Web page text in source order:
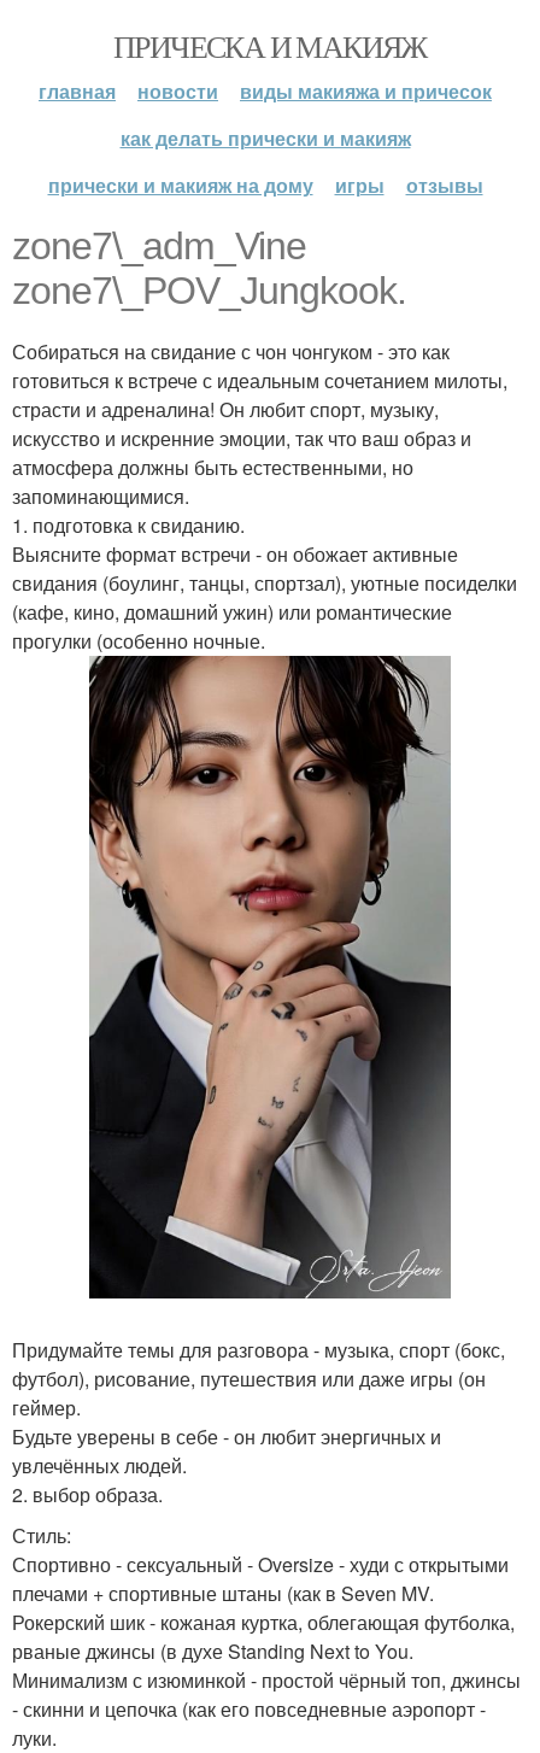
ПРИЧЕСКА И МАКИЯЖ
главная новости
виды макияжа и причесок
как делать прически и макияж
прически и макияж на дому
игры отзывы
zone7\_adm_Vine
zone7\_POV_Jungkook.
Собираться на свидание с чон чонгуком - это как
готовиться к встрече с идеальным сочетанием милоты,
страсти и адреналина! Он любит спорт, музыку,
искусство и искренние эмоции, так что ваш образ и
атмосфера должны быть естественными, но
запоминающимися.
1. подготовка к свиданию.
Выясните формат встречи - он обожает активные
свидания (боулинг, танцы, спортзал), уютные посиделки
(кафе, кино, домашний ужин) или романтические
прогулки (особенно ночные.
Придумайте темы для разговора - музыка, спорт (бокс,
футбол), рисование, путешествия или даже игры (он
геймер.
Будьте уверены в себе - он любит энергичных и
увлечённых людей.
2. выбор образа.
Стиль:
Спортивно - сексуальный - Oversize - худи с открытыми
плечами + спортивные штаны (как в Seven MV.
Рокерский шик - кожаная куртка, облегающая футболка,
рваные джинсы (в духе Standing Next to You.
Минимализм с изюминкой - простой чёрный топ, джинсы
- скинни и цепочка (как его повседневные аэропорт -
луки.